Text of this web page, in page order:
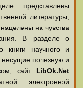
представлены
литературы,
на чувства
В разделе о
книги научного и
несущие полезную и
сайт LibOk.Net
электронной